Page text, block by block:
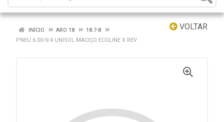
VOLTAR
INÍCIO ARO 18
18.7-8
PNEU 6.00-9/4 UNISOL MACIÇO ECOLINE X REV